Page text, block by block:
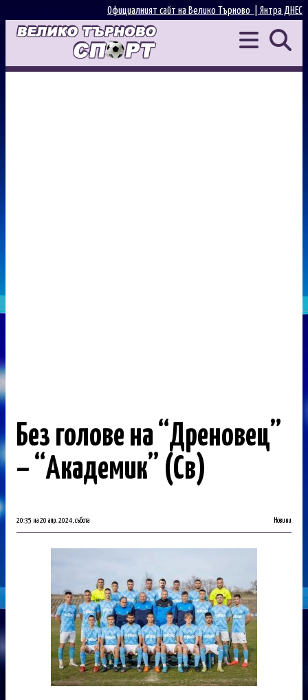
Янтра ДНЕС
Официалният сайт на Велико Търново |
Без голове на “Дреновец”
– “Академик” (Св)
20:35 на 20 апр. 2024, събота Новини